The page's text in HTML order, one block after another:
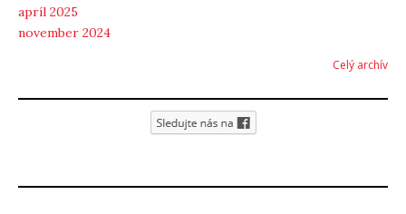
apríl 2025
november 2024
Celý archív